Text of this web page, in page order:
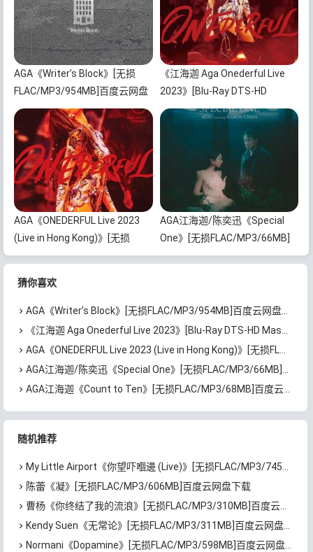
AGA《Writer’s Block》[无损
FLAC/MP3/954MB]百度云网盘
下载
《江海迦 Aga Onederful Live
2023》[Blu-Ray DTS-HD
Master Audio 5.1 BDISO 2BD
52.7GB]百度云网盘下载
AGA《ONEDERFUL Live 2023
(Live in Hong Kong)》[无损
FLAC/MP3/3.16GB]百度云网盘
AGA江海迦/陈奕迅《Special
One》[无损FLAC/MP3/66MB]
百度云网盘下载
猜你喜欢
AGA《Writer’s Block》[无损FLAC/MP3/954MB]百度云网盘下载
《江海迦 Aga Onederful Live 2023》[Blu-Ray DTS-HD Master Audio 5.1 BDISO 2BD 52.7GB]百度云网盘下载
AGA《ONEDERFUL Live 2023 (Live in Hong Kong)》[无损FLAC/MP3/3.16GB]百度云网盘下载
AGA江海迦/陈奕迅《Special One》[无损FLAC/MP3/66MB]百度云网盘下载
AGA江海迦《Count to Ten》[无损FLAC/MP3/68MB]百度云网盘下载
随机推荐
My Little Airport《你望吓嗰邊 (Live)》[无损FLAC/MP3/745MB]百度云网盘下载
陈蕾《凝》[无损FLAC/MP3/606MB]百度云网盘下载
曹杨《你终结了我的流浪》[无损FLAC/MP3/310MB]百度云网盘下载
Kendy Suen《无常论》[无损FLAC/MP3/311MB]百度云网盘下载
Normani《Dopamine》[无损FLAC/MP3/598MB]百度云网盘下载